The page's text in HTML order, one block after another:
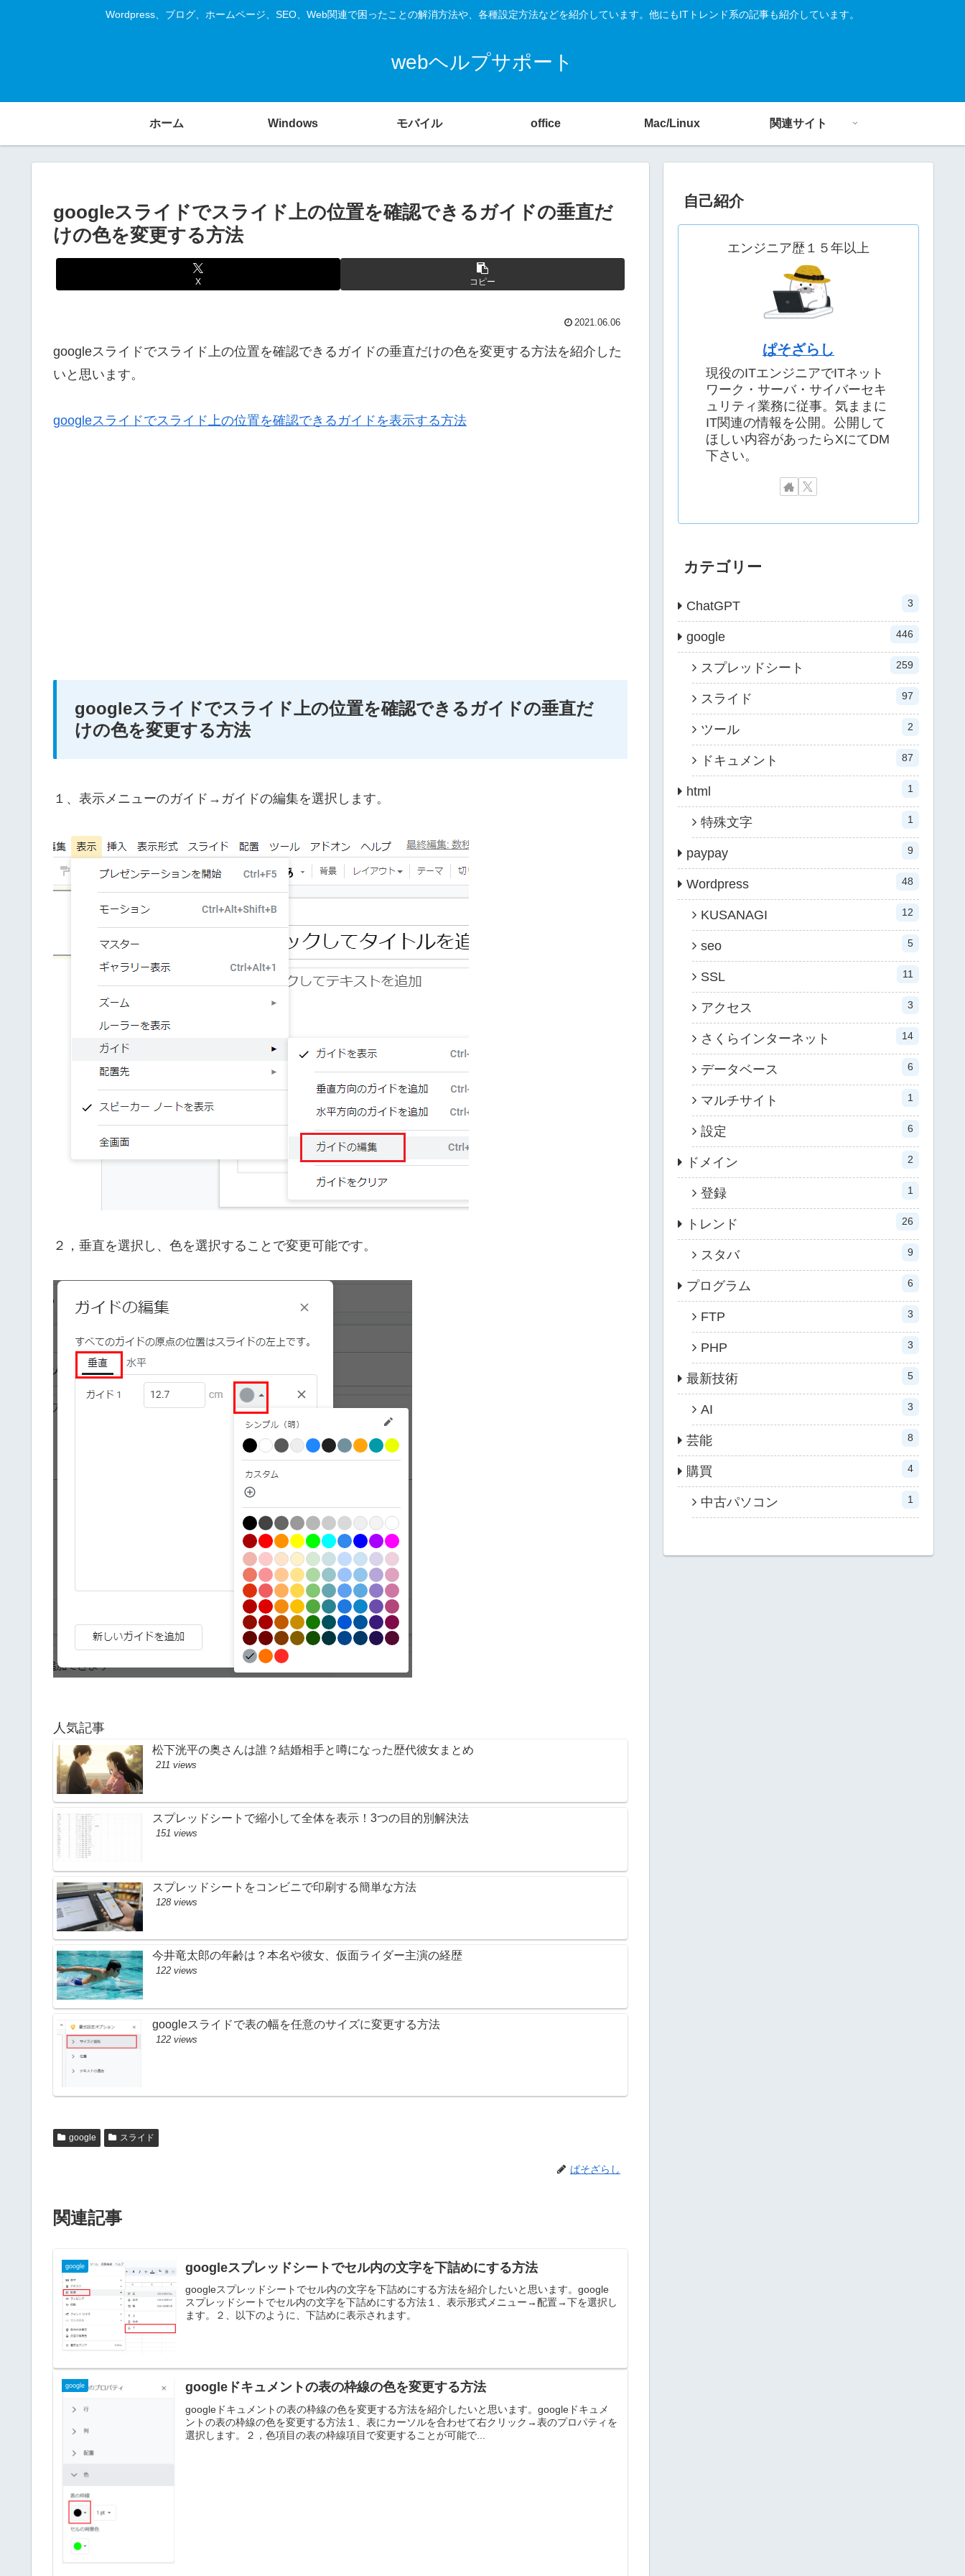
Wordpress、ブログ、ホームページ、SEO、Web関連で困ったことの解消方法や、各種設定方法などを紹介しています。他にもITトレンド系の記事も紹介しています。
webヘルプサポート
ホーム Windows モバイル office Mac/Linux 関連サイト
googleスライドでスライド上の位置を確認できるガイドの垂直だ
けの色を変更する方法
X コピー
2021.06.06
googleスライドでスライド上の位置を確認できるガイドの垂直だけの色を変更する方法を紹介した
いと思います。
googleスライドでスライド上の位置を確認できるガイドを表示する方法
googleスライドでスライド上の位置を確認できるガイドの垂直だ
けの色を変更する方法
１、表示メニューのガイド→ガイドの編集を選択します。
２，垂直を選択し、色を選択することで変更可能です。
人気記事
松下洸平の奥さんは誰？結婚相手と噂になった歴代彼女まとめ
211 views
スプレッドシートで縮小して全体を表示！3つの目的別解決法
151 views
スプレッドシートをコンビニで印刷する簡単な方法
128 views
今井竜太郎の年齢は？本名や彼女、仮面ライダー主演の経歴
122 views
googleスライドで表の幅を任意のサイズに変更する方法
122 views
google スライド
ぱそざらし
関連記事
google googleスプレッドシートでセル内の文字を下詰めにする方法
googleスプレッドシートでセル内の文字を下詰めにする方法を紹介したいと思います。google
スプレッドシートでセル内の文字を下詰めにする方法１、表示形式メニュー→配置→下を選択し
ます。２、以下のように、下詰めに表示されます。
google googleドキュメントの表の枠線の色を変更する方法
googleドキュメントの表の枠線の色を変更する方法を紹介したいと思います。googleドキュメ
ントの表の枠線の色を変更する方法１、表にカーソルを合わせて右クリック→表のプロパティを
選択します。２，色項目の表の枠線項目で変更することが可能で...
自己紹介
エンジニア歴１５年以上
ぱそざらし
現役のITエンジニアでITネット
ワーク・サーバ・サイバーセキ
ュリティ業務に従事。気ままに
IT関連の情報を公開。公開して
ほしい内容があったらXにてDM
下さい。
カテゴリー
ChatGPT 3
google 446
スプレッドシート 259
スライド 97
ツール 2
ドキュメント 87
html 1
特殊文字 1
paypay 9
Wordpress 48
KUSANAGI 12
seo 5
SSL 11
アクセス 3
さくらインターネット 14
データベース 6
マルチサイト 1
設定 6
ドメイン 2
登録 1
トレンド 26
スタバ 9
プログラム 6
FTP 3
PHP 3
最新技術 5
AI 3
芸能 8
購買 4
中古パソコン 1